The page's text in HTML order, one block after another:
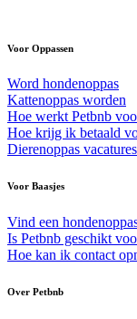
Voor Oppassen
Word hondenoppas
Kattenoppas worden
Hoe werkt Petbnb
Hoe krijg ik betaald
Dierenoppas
Voor Baasjes
Vind een
Is Petbnb geschikt
Hoe kan ik contact
Over Petbnb